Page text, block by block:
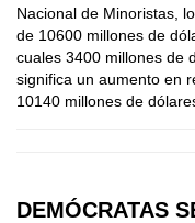
Nacional de Minoristas,
de 10600 millones de
cuales 3400 millones de
significa un aumento en
10140 millones de
DEMÓCRATAS